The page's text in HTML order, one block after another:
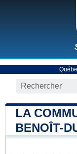
LA
BENOÎT-